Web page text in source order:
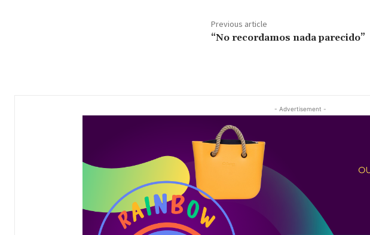
Previous article
“No recordamos nada parecido”
- Advertisement -